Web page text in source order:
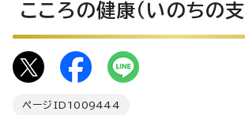
こころの健康（いのちの支
ページID 1009444